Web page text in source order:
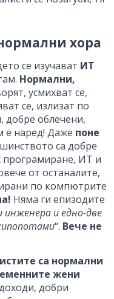
хора
се изучават ИТ
Нормални,
усмихват се,
се, излизат по
добре облечени,
е наред! Даже поне
са добре
програмиране, ИТ и
от останалите,
по компютрите
Няма ги епизодите
инженера и едно-две
“. Вече не
са нормални
жени
добри